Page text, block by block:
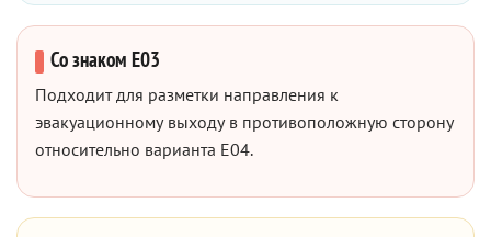
Со знаком E03
Подходит для разметки направления к
эвакуационному выходу в противоположную сторону
относительно варианта E04.